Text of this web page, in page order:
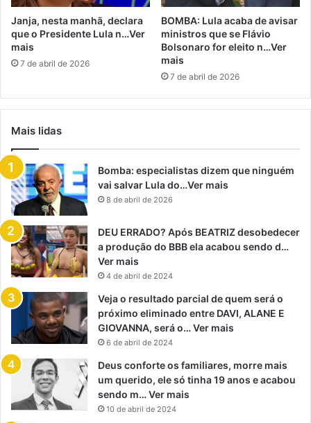
Janja, nesta manhã, declara
que o Presidente Lula n…Ver
mais
7 de abril de 2026
BOMBA: Lula acaba de avisar
ministros que se Flávio
Bolsonaro for eleito n…Ver
mais
7 de abril de 2026
Mais lidas
Bomba: especialistas dizem que ninguém
vai salvar Lula do…Ver mais
8 de abril de 2026
DEU ERRADO? Após BEATRIZ desobedecer
a produção do BBB ela acabou sendo d…
Ver mais
4 de abril de 2024
Veja o resultado parcial de quem será o
próximo eliminado entre DAVI, ALANE E
GIOVANNA, será o… Ver mais
6 de abril de 2024
Deus conforte os familiares, morre mais
um querido, ele só tinha 19 anos e acabou
sendo m… Ver mais
10 de abril de 2024